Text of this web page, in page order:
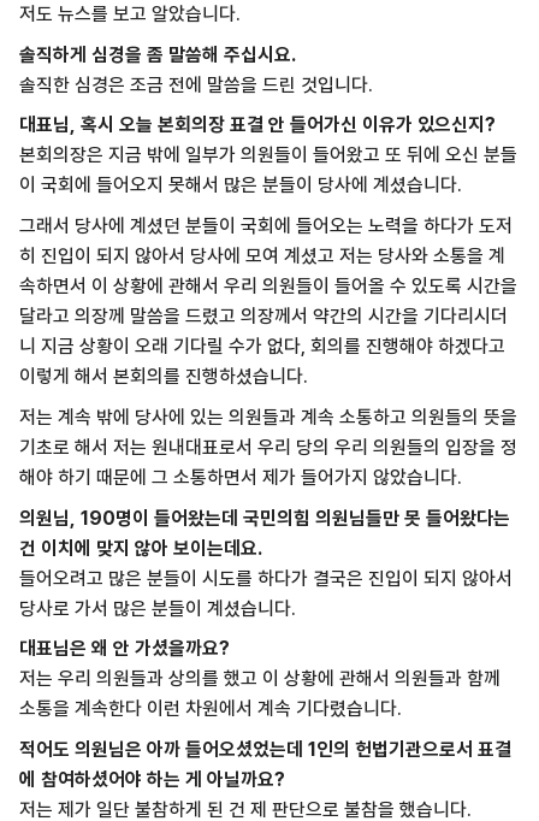
저도 뉴스를 보고 알았습니다.
솔직하게 심경을 좀 말씀해 주십시요.
솔직한 심경은 조금 전에 말씀을 드린 것입니다.
대표님, 혹시 오늘 본회의장 표결 안 들어가신 이유가 있으신지?
본회의장은 지금 밖에 일부가 의원들이 들어왔고 또 뒤에 오신 분들
이 국회에 들어오지 못해서 많은 분들이 당사에 계셨습니다.
그래서 당사에 계셨던 분들이 국회에 들어오는 노력을 하다가 도저
히 진입이 되지 않아서 당사에 모여 계셨고 저는 당사와 소통을 계
속하면서 이 상황에 관해서 우리 의원들이 들어올 수 있도록 시간을
달라고 의장께 말씀을 드렸고 의장께서 약간의 시간을 기다리시더
니 지금 상황이 오래 기다릴 수가 없다, 회의를 진행해야 하겠다고
이렇게 해서 본회의를 진행하셨습니다.
저는 계속 밖에 당사에 있는 의원들과 계속 소통하고 의원들의 뜻을
기초로 해서 저는 원내대표로서 우리 당의 우리 의원들의 입장을 정
해야 하기 때문에 그 소통하면서 제가 들어가지 않았습니다.
의원님, 190명이 들어왔는데 국민의힘 의원님들만 못 들어왔다는
건 이치에 맞지 않아 보이는데요.
들어오려고 많은 분들이 시도를 하다가 결국은 진입이 되지 않아서
당사로 가서 많은 분들이 계셨습니다.
대표님은 왜 안 가셨을까요?
저는 우리 의원들과 상의를 했고 이 상황에 관해서 의원들과 함께
소통을 계속한다 이런 차원에서 계속 기다렸습니다.
적어도 의원님은 아까 들어오셨었는데 1인의 헌법기관으로서 표결
에 참여하셨어야 하는 게 아닐까요?
저는 제가 일단 불참하게 된 건 제 판단으로 불참을 했습니다.